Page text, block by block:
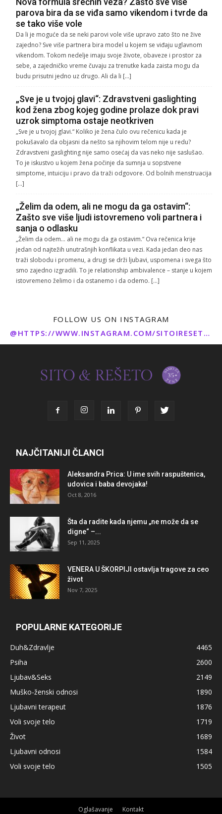
parova bira da se viđa samo vikendom i tvrde da
se tako više vole
Da li je moguće da se neki parovi vole više upravo zato što ne žive
zajedno? Sve više partnera bira model u kojem se viđaju uglavnom
vikendom. Tokom nedelje imaju svoje živote, obaveze i prostor za
sebe, a zajedničko vreme čuvaju za trenutke kada zaista mogu da
budu prisutni jedno uz drugo. Ali da li […]
„Sve je u tvojoj glavi“: Zdravstveni gaslighting
kod žena zbog kojeg godine prolaze dok pravi
uzrok simptoma ostaje neotkriven
„Sve je u tvojoj glavi.“ Koliko je žena čulo ovu rečenicu kada je
pokušavalo da objasni da nešto sa njihovim telom nije u redu?
Zdravstveni gaslighting nije samo osećaj da vas neko nije saslušao.
To je iskustvo u kojem žena počinje da sumnja u sopstvene
simptome, intuiciju i pravo da traži odgovore. Od bolnih menstruacija
[…]
„Želim da odem, ali ne mogu da ga ostavim“:
Zašto sve više ljudi istovremeno voli partnera i
sanja o odlasku
„Želim da odem… ali ne mogu da ga ostavim.“ Ova rečenica krije
jedan od najtežih unutrašnjih konflikata u vezi. Kada jedan deo nas
traži slobodu i promenu, a drugi se drži ljubavi, uspomena i svega što
smo zajedno izgradili. To je relationship ambivalence – stanje u kojem
istovremeno želimo i da ostanemo i da odemo. […]
FOLLOW US ON INSTAGRAM
@HTTPS://WWW.INSTAGRAM.COM/SITOIRESETO/
NAJČITANIJI ČLANCI
Aleksandra Prica: U ime svih raspuštenica,
udovica i baba devojaka!
Oct 8, 2016
Šta da radite kada njemu „ne može da se
digne“ –...
Sep 11, 2025
VENERA U ŠKORPIJI ostavlja tragove za ceo
život
Nov 7, 2025
POPULARNE KATEGORIJE
Duh&Zdravlje
4465
Psiha
2600
Ljubav&Seks
2149
Muško-ženski odnosi
1890
Ljubavni terapeut
1876
Voli svoje telo
1719
Život
1689
Ljubavni odnosi
1584
Voli svoje telo
1505
Oglašavanje Kontakt